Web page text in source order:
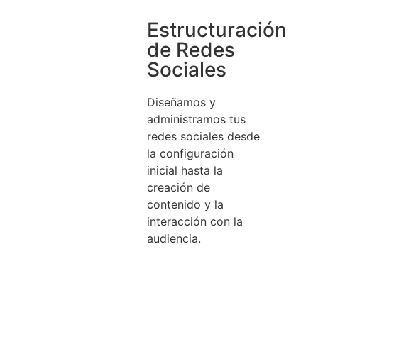
Estructuración
de Redes
Sociales
Diseñamos y
administramos tus
redes sociales desde
la configuración
inicial hasta la
creación de
contenido y la
interacción con la
audiencia.